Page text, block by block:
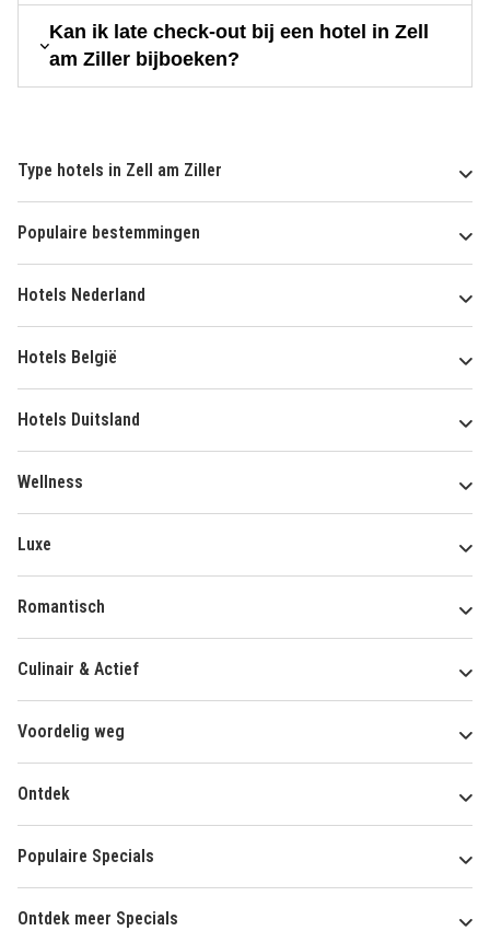
Kan ik late check-out bij een hotel in Zell
am Ziller bijboeken?
Type hotels in Zell am Ziller
Populaire bestemmingen
Hotels Nederland
Hotels België
Hotels Duitsland
Wellness
Luxe
Romantisch
Culinair & Actief
Voordelig weg
Ontdek
Populaire Specials
Ontdek meer Specials